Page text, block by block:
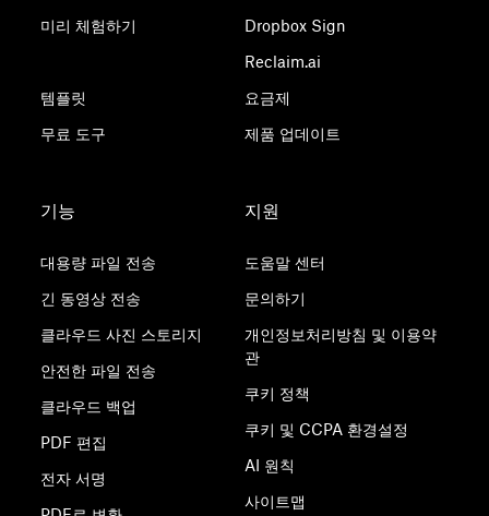
미리 체험하기
템플릿
무료 도구
Dropbox Sign
Reclaim.ai
요금제
제품 업데이트
기능
대용량 파일 전송
긴 동영상 전송
클라우드 사진 스토리지
안전한 파일 전송
클라우드 백업
PDF 편집
전자 서명
지원
도움말 센터
문의하기
개인정보처리방침 및 이용약
관
쿠키 정책
쿠키 및 CCPA 환경설정
AI 원칙
사이트맵